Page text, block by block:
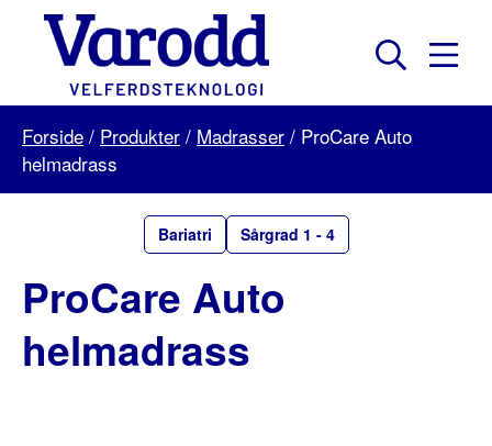
Varodd
Velferdsteknologi
Menu
Forside / Produkter / Madrasser / ProCare Auto
helmadrass
Bariatri Sårgrad 1 - 4
ProCare Auto
helmadrass